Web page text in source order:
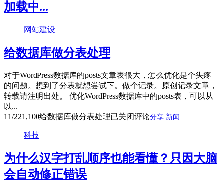
加载中...
网站建设
给数据库做分表处理
对于WordPress数据库的posts文章表很大，怎么优化是个头疼
的问题。想到了分表就想尝试下。做个记录。原创记录文章，
转载请注明出处。 优化WordPress数据库中的posts表，可以从
以...
11/221,100给数据库做分表处理已关闭评论分享 新闻
科技
为什么汉字打乱顺序也能看懂？只因大脑
会自动修正错误